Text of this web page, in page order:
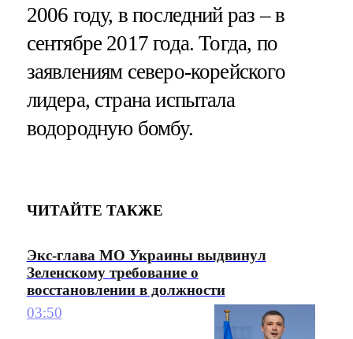
2006 году, в последний раз – в
сентябре 2017 года. Тогда, по
заявлениям северо-корейского
лидера, страна испытала
водородную бомбу.
ЧИТАЙТЕ ТАКЖЕ
Экс-глава МО Украины выдвинул
Зеленскому требование о
восстановлении в должности
03:50